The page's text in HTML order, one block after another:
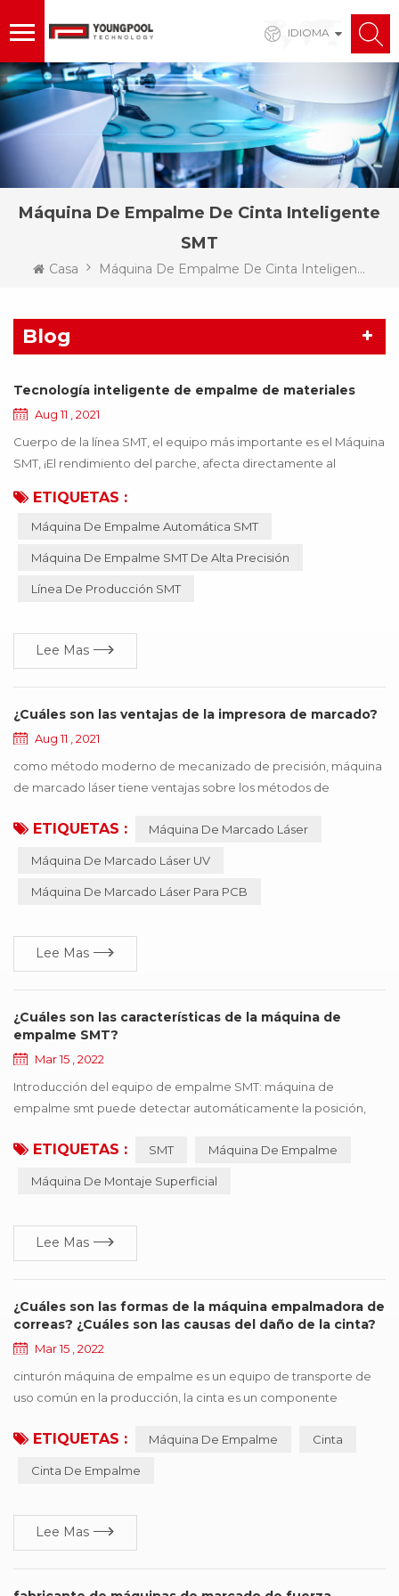
IDIOMA
Máquina De Empalme De Cinta Inteligente
SMT
Casa Máquina De Empalme De Cinta Inteligente SMT
Blog
Tecnología inteligente de empalme de materiales
Aug 11 , 2021
Cuerpo de la línea SMT, el equipo más importante es el Máquina
SMT, ¡El rendimiento del parche, afecta directamente al
material inexacto, provocan que la máquina SMT funcione de
manera anormal, todo el producto dejará de funcionar, lo que
evitar mediante la actualización de la ...
ETIQUETAS :
Máquina De Empalme Automática SMT
Máquina De Empalme SMT De Alta Precisión
Línea De Producción SMT
Lee Mas
¿Cuáles son las ventajas de la impresora de marcado?
Aug 11 , 2021
como método moderno de mecanizado de precisión, máquina
de marcado láser tiene ventajas sobre los métodos de
mecánico y la electroerosión. el equipo no requiere
especialmente adecuado para precisión, profundidad,
requisitos de suavidad del campo , tan ampliamente utilizado en
ETIQUETAS : Máquina De Marcado Láser
Máquina De Marcado Láser UV
Máquina De Marcado Láser Para PCB
Lee Mas
¿Cuáles son las características de la máquina de
empalme SMT?
Mar 15 , 2022
Introducción del equipo de empalme SMT: máquina de
empalme smt puede detectar automáticamente la posición,
con la cinta. La máquina empalmadora SMT es fácil de operar,
mejora la eficiencia del consumo. profesional para línea de
ETIQUETAS : SMT Máquina De Empalme
Máquina De Montaje Superficial
Lee Mas
¿Cuáles son las formas de la máquina empalmadora de
correas? ¿Cuáles son las causas del daño de la cinta?
Mar 15 , 2022
cinturón máquina de empalme es un equipo de transporte de
uso común en la producción, la cinta es un componente
que se cinta aparece en diversas formas de daño, afectará la
seis tipos de formas de daño comunes, y presenta sugerencias
ETIQUETAS : Máquina De Empalme Cinta
Cinta De Empalme
Lee Mas